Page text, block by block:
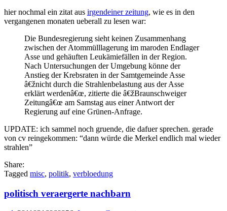
hier nochmal ein zitat aus irgendeiner zeitung, wie es in den
vergangenen monaten ueberall zu lesen war:
Die Bundesregierung sieht keinen Zusammenhang
zwischen der Atommülllagerung im maroden Endlager
Asse und gehäuften Leukämiefällen in der Region.
Nach Untersuchungen der Umgebung könne der
Anstieg der Krebsraten in der Samtgemeinde Asse
â€žnicht durch die Strahlenbelastung aus der Asse
erklärt werdenâ€œ, zitierte die â€žBraunschweiger
Zeitungâ€œ am Samstag aus einer Antwort der
Regierung auf eine Grünen-Anfrage.
UPDATE: ich sammel noch gruende, die dafuer sprechen. gerade
von cv reingekommen: “dann würde die Merkel endlich mal wieder
strahlen”
Share:
Tagged misc, politik, verbloedung
politisch veraergerte nachbarn